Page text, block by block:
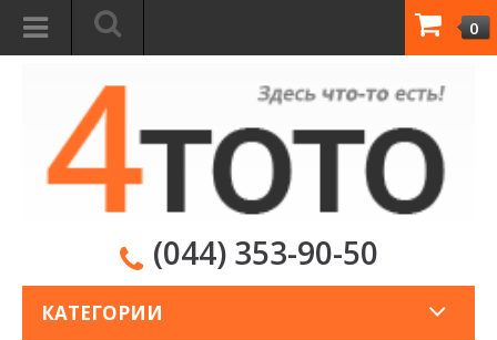
0
(044) 353-90-50
КАТЕГОРИИ